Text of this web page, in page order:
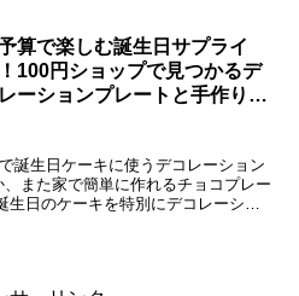
算で楽しむ誕生日サプライ
100円ショップで見つかるデ
ーションプレートと手作りチ
誕生日ケーキに使うデコレーション
また家で簡単に作れるチョコプレー
生日のケーキを特別にデコレーショ